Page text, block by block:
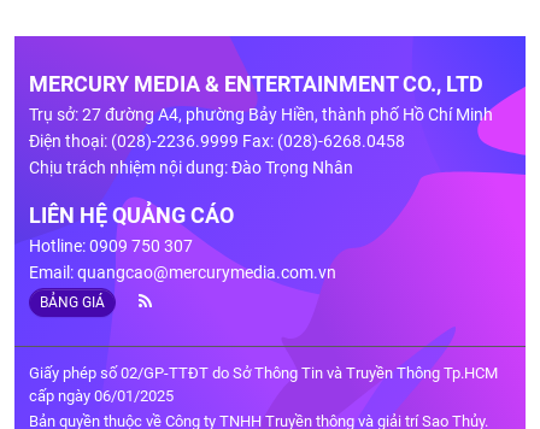
MERCURY MEDIA & ENTERTAINMENT CO., LTD
Trụ sở: 27 đường A4, phường Bảy Hiền, thành phố Hồ Chí Minh
Điện thoại: (028)-2236.9999 Fax: (028)-6268.0458
Chịu trách nhiệm nội dung: Đào Trọng Nhân
LIÊN HỆ QUẢNG CÁO
Hotline: 0909 750 307
Email:quangcao@mercurymedia.com.vn
BẢNG GIÁ
Giấy phép số 02/GP-TTĐT do Sở Thông Tin và Truyền Thông Tp.HCM
cấp ngày 06/01/2025
Bản quyền thuộc về Công ty TNHH Truyền thông và giải trí Sao Thủy.